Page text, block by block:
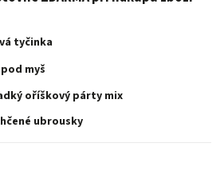
tyčinka
myš
oříškový párty mix
ubrousky